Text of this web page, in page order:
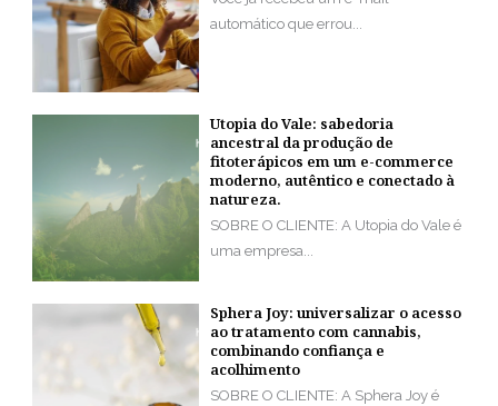
automático que errou...
Utopia do Vale: sabedoria
ancestral da produção de
fitoterápicos em um e-commerce
moderno, autêntico e conectado à
natureza.
SOBRE O CLIENTE: A Utopia do Vale é
uma empresa...
Sphera Joy: universalizar o acesso
ao tratamento com cannabis,
combinando confiança e
acolhimento
SOBRE O CLIENTE: A Sphera Joy é